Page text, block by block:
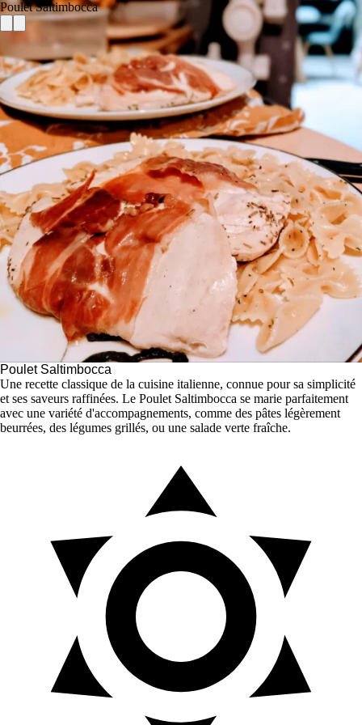
Poulet Saltimbocca
Poulet Saltimbocca
Une recette classique de la cuisine italienne, connue pour sa simplicité
et ses saveurs raffinées. Le Poulet Saltimbocca se marie parfaitement
avec une variété d'accompagnements, comme des pâtes légèrement
beurrées, des légumes grillés, ou une salade verte fraîche.